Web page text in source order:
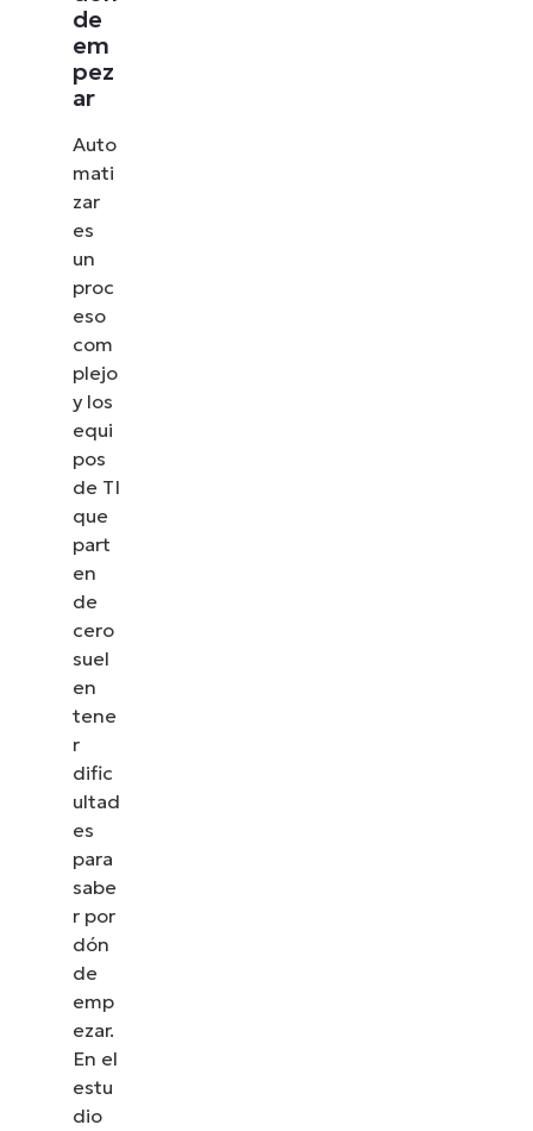
de
em
pez
ar
Auto
mati
zar
es
un
proc
eso
com
plejo
y los
equi
pos
de TI
que
part
en
de
cero
suel
en
tene
r
dific
ultad
es
para
sabe
r por
dón
de
emp
ezar.
En el
estu
dio